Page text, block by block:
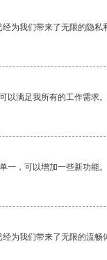
为我们带来了无限的隐私
以满足我所有的工作需求
一，可以增加一些新功能
为我们带来了无限的流畅